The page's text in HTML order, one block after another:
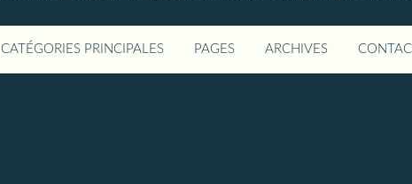
CATÉGORIES PRINCIPALES PAGES ARCHIVES